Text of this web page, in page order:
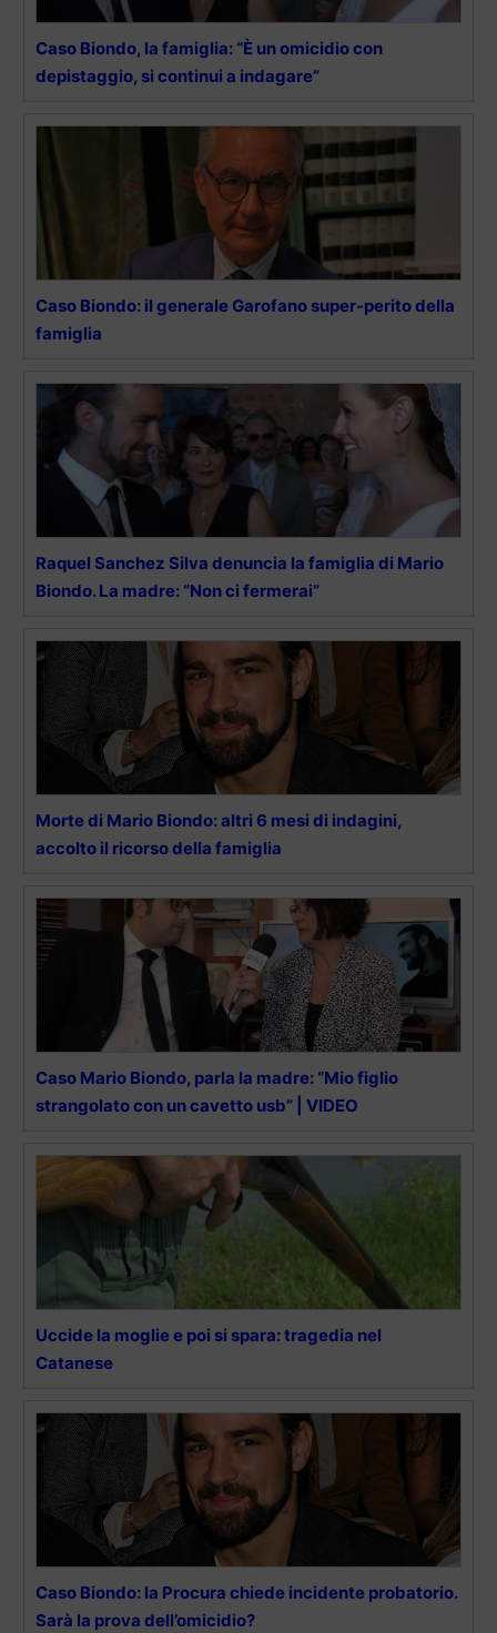
Caso Biondo, la famiglia: “È un omicidio con
depistaggio, si continui a indagare”
Caso Biondo: il generale Garofano super-perito della
famiglia
Raquel Sanchez Silva denuncia la famiglia di Mario
Biondo. La madre: “Non ci fermerai”
Morte di Mario Biondo: altri 6 mesi di indagini,
accolto il ricorso della famiglia
Caso Mario Biondo, parla la madre: “Mio figlio
strangolato con un cavetto usb” | VIDEO
Uccide la moglie e poi si spara: tragedia nel
Catanese
Caso Biondo: la Procura chiede incidente probatorio.
Sarà la prova dell’omicidio?